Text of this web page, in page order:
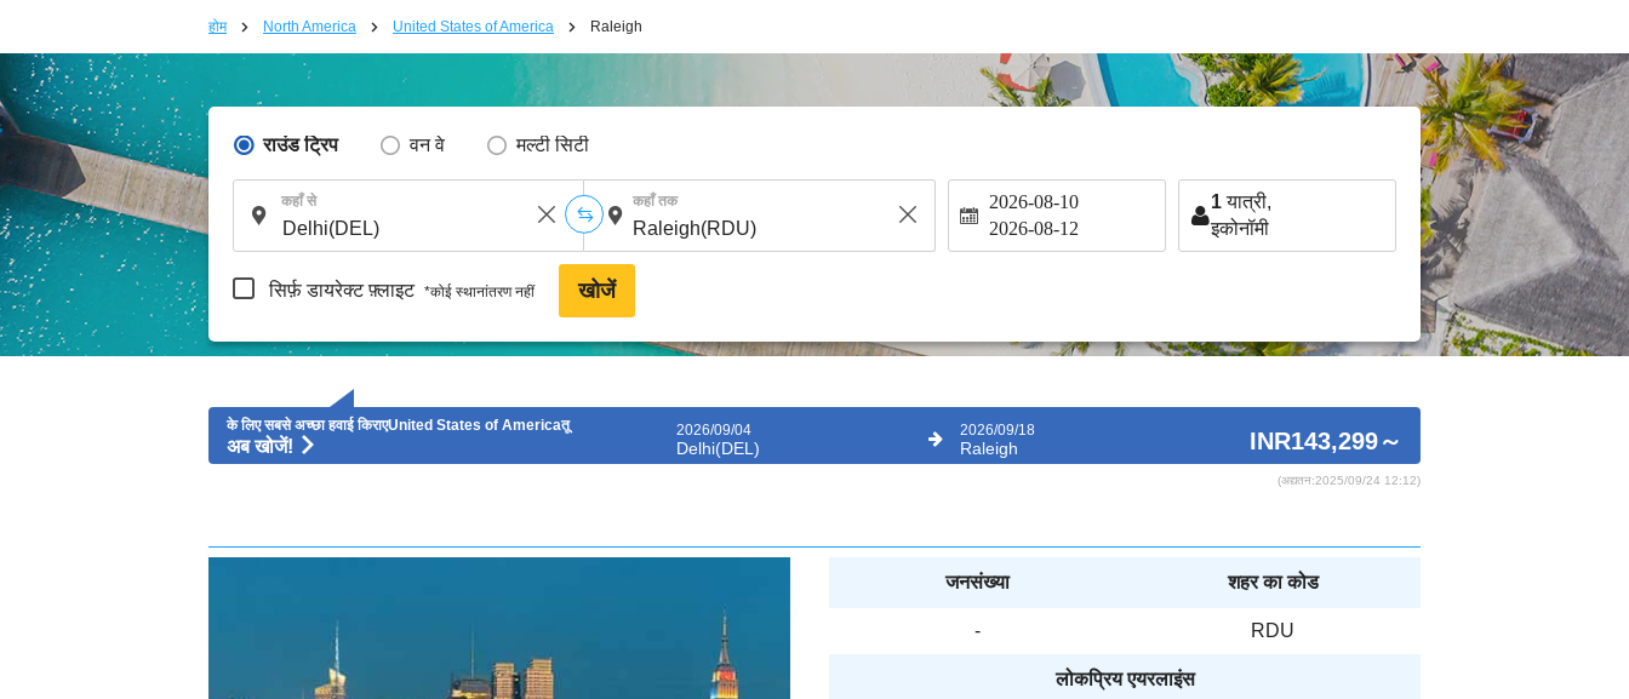
होम North America United States of America Raleigh
राउंड ट्रिप वन वे मल्टी सिटी
कहाँ से कहाँ तक 2026-08-10
2026-08-12
1यात्री,
इकोनॉमी
सिर्फ़ डायरेक्ट फ़्लाइट *कोई स्थानांतरण नहीं खोजें
के लिए सबसे अच्छा हवाई किराएUnited States of Americaतू
अब खोजें!
2026/09/04
Delhi(DEL)
2026/09/18
Raleigh INR143,299～
(अद्यतन:2025/09/24 12:12)
जनसंख्या शहर का कोड
- RDU
लोकप्रिय एयरलाइंस